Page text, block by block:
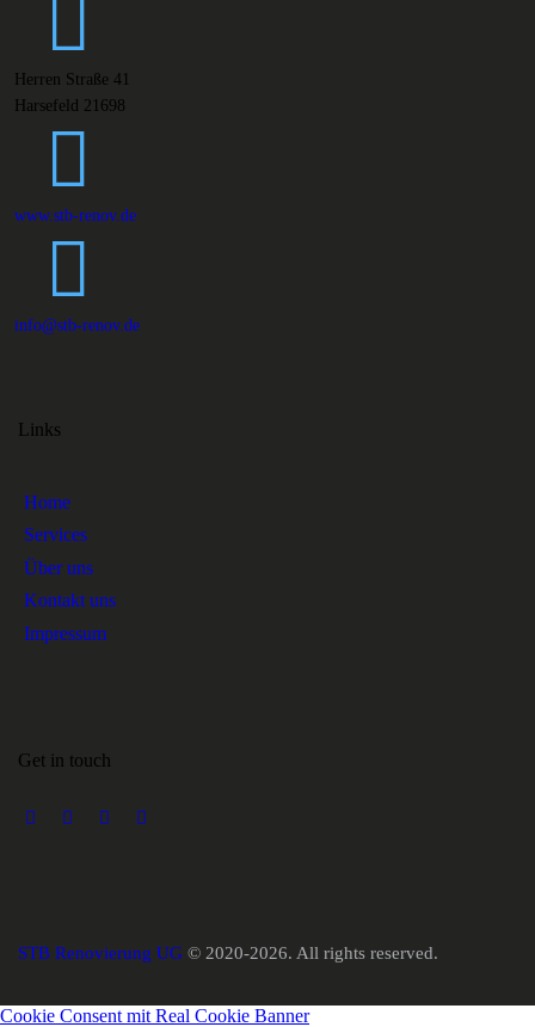
Herren Straße 41
Harsefeld 21698
www.stb-renov.de
info@stb-renov.de
Links
Home
Services
Über uns
Kontakt uns
Impressum
Get in touch
STB Renovierung UG © 2020-2026. All rights reserved.
Cookie Consent mit Real Cookie Banner